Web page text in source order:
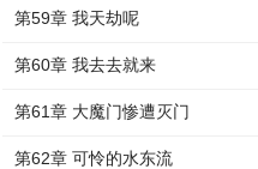
第59章 我天劫呢
第60章 我去去就来
第61章 大魔门惨遭灭门
第62章 可怜的水东流